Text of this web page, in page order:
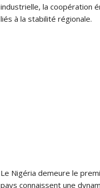
industrielle, la coopération
liés à la stabilité régionale.
Le Nigéria demeure le
pays connaissent une